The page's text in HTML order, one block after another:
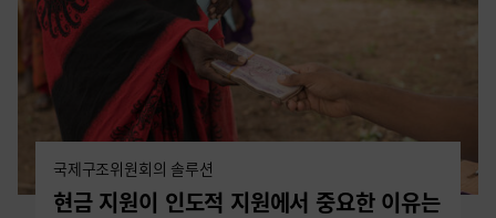
국제구조위원회의 솔루션
현금 지원이 인도적 지원에서 중요한 이유는